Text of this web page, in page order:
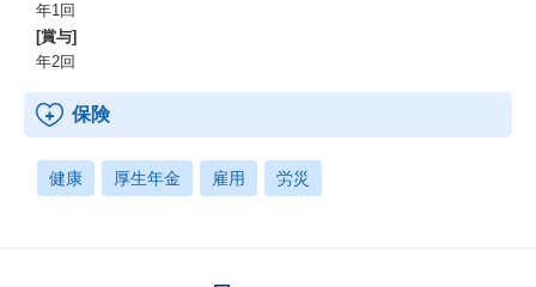
年1回
[賞与]
年2回
保険
健康 厚生年金 雇用 労災